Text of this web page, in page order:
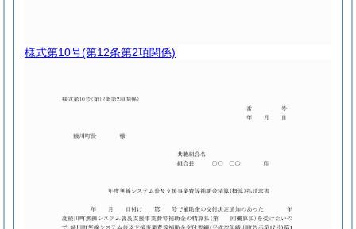
様式第10号(第12条第2項関係)